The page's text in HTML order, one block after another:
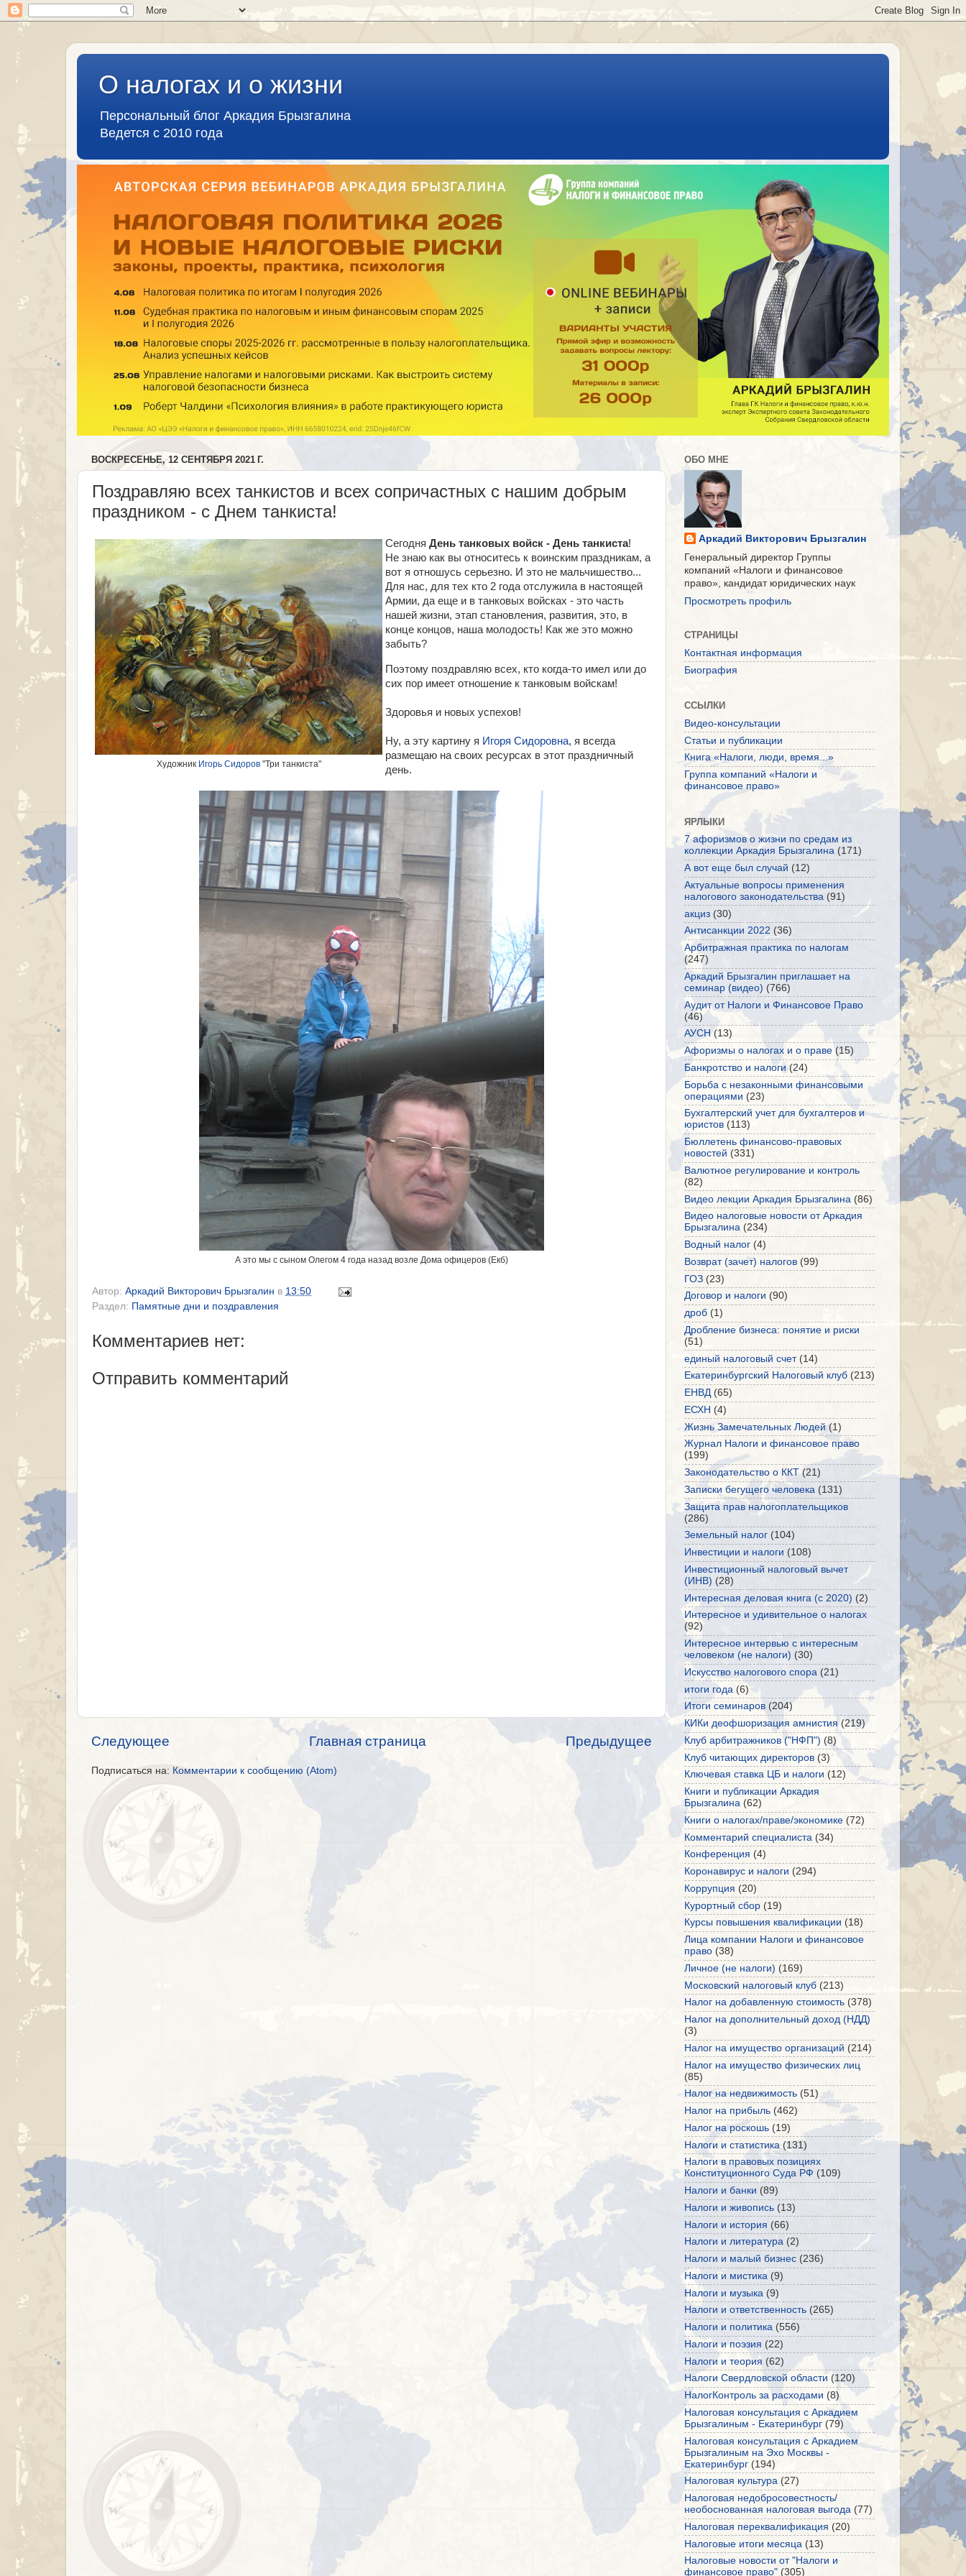
О налогах и о жизни
Персональный блог Аркадия Брызгалина
Ведется с 2010 года
ВОСКРЕСЕНЬЕ, 12 СЕНТЯБРЯ 2021 Г.
Поздравляю всех танкистов и всех сопричастных с нашим добрым
праздником - с Днем танкиста!
Художник Игорь Сидоров"Три танкиста"
Сегодня День танковых войск - День танкиста!
Не знаю как вы относитесь к воинским праздникам, а
вот я отношусь серьезно. И это не мальчишество...
Для нас, для тех кто 2 года отслужила в настоящей
Армии, да еще и в танковых войсках - это часть
нашей жизни, этап становления, развития, это, в
конце концов, наша молодость! Как же это можно
забыть?
Поэтому поздравляю всех, кто когда-то имел или до
сих пор имеет отношение к танковым войскам!
Здоровья и новых успехов!
Ну, а эту картину я Игоря Сидоровна, я всегда
размещаю на своих ресурсах в этот праздничный
день.
А это мы с сыном Олегом 4 года назад возле Дома офицеров (Екб)
Автор: Аркадий Викторович Брызгалин в 13:50
Раздел: Памятные дни и поздравления
Комментариев нет:
Отправить комментарий
Следующее Предыдущее
Главная страница
Подписаться на: Комментарии к сообщению (Atom)
ОБО МНЕ
Аркадий Викторович Брызгалин
Генеральный директор Группы
компаний «Налоги и финансовое
право», кандидат юридических наук
Просмотреть профиль
СТРАНИЦЫ
Контактная информация
Биография
ССЫЛКИ
Видео-консультации
Статьи и публикации
Книга «Налоги, люди, время...»
Группа компаний «Налоги и
финансовое право»
ЯРЛЫКИ
7 афоризмов о жизни по средам из
коллекции Аркадия Брызгалина (171)
А вот еще был случай (12)
Актуальные вопросы применения
налогового законодательства (91)
акциз (30)
Антисанкции 2022 (36)
Арбитражная практика по налогам
(247)
Аркадий Брызгалин приглашает на
семинар (видео) (766)
Аудит от Налоги и Финансовое Право
(46)
АУСН (13)
Афоризмы о налогах и о праве (15)
Банкротство и налоги (24)
Борьба с незаконными финансовыми
операциями (23)
Бухгалтерский учет для бухгалтеров и
юристов (113)
Бюллетень финансово-правовых
новостей (331)
Валютное регулирование и контроль
(82)
Видео лекции Аркадия Брызгалина (86)
Видео налоговые новости от Аркадия
Брызгалина (234)
Водный налог (4)
Возврат (зачет) налогов (99)
ГОЗ (23)
Договор и налоги (90)
дроб (1)
Дробление бизнеса: понятие и риски
(51)
единый налоговый счет (14)
Екатеринбургский Налоговый клуб (213)
ЕНВД (65)
ЕСХН (4)
Жизнь Замечательных Людей (1)
Журнал Налоги и финансовое право
(199)
Законодательство о ККТ (21)
Записки бегущего человека (131)
Защита прав налогоплательщиков
(286)
Земельный налог (104)
Инвестиции и налоги (108)
Инвестиционный налоговый вычет
(ИНВ) (28)
Интересная деловая книга (с 2020) (2)
Интересное и удивительное о налогах
(92)
Интересное интервью с интересным
человеком (не налоги) (30)
Искусство налогового спора (21)
итоги года (6)
Итоги семинаров (204)
КИКи деофшоризация амнистия (219)
Клуб арбитражников ("НФП") (8)
Клуб читающих директоров (3)
Ключевая ставка ЦБ и налоги (12)
Книги и публикации Аркадия
Брызгалина (62)
Книги о налогах/праве/экономике (72)
Комментарий специалиста (34)
Конференция (4)
Коронавирус и налоги (294)
Коррупция (20)
Курортный сбор (19)
Курсы повышения квалификации (18)
Лица компании Налоги и финансовое
право (38)
Личное (не налоги) (169)
Московский налоговый клуб (213)
Налог на добавленную стоимость (378)
Налог на дополнительный доход (НДД)
(3)
Налог на имущество организаций (214)
Налог на имущество физических лиц
(85)
Налог на недвижимость (51)
Налог на прибыль (462)
Налог на роскошь (19)
Налоги и статистика (131)
Налоги в правовых позициях
Конституционного Суда РФ (109)
Налоги и банки (89)
Налоги и живопись (13)
Налоги и история (66)
Налоги и литература (2)
Налоги и малый бизнес (236)
Налоги и мистика (9)
Налоги и музыка (9)
Налоги и ответственность (265)
Налоги и политика (556)
Налоги и поэзия (22)
Налоги и теория (62)
Налоги Свердловской области (120)
НалогКонтроль за расходами (8)
Налоговая консультация с Аркадием
Брызгалиным - Екатеринбург (79)
Налоговая консультация с Аркадием
Брызгалиным на Эхо Москвы -
Екатеринбург (194)
Налоговая культура (27)
Налоговая недобросовестность/
необоснованная налоговая выгода (77)
Налоговая переквалификация (20)
Налоговые итоги месяца (13)
Налоговые новости от "Налоги и
финансовое право" (305)